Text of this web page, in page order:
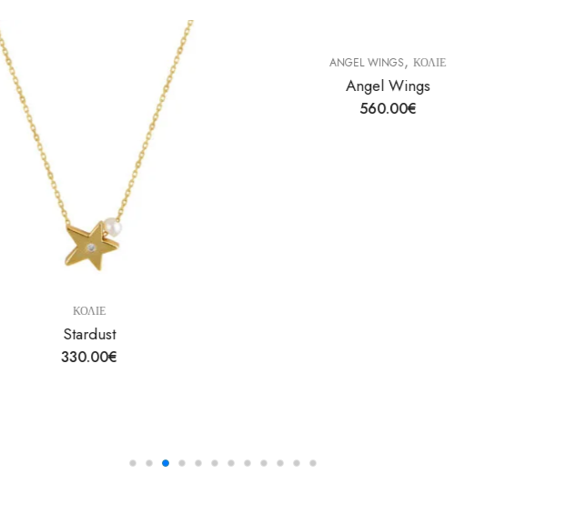
ΚΟΛΙΕ
Stardust
330.00€
ANGEL WINGS,ΚΟΛΙΕ
Angel Wings
560.00€